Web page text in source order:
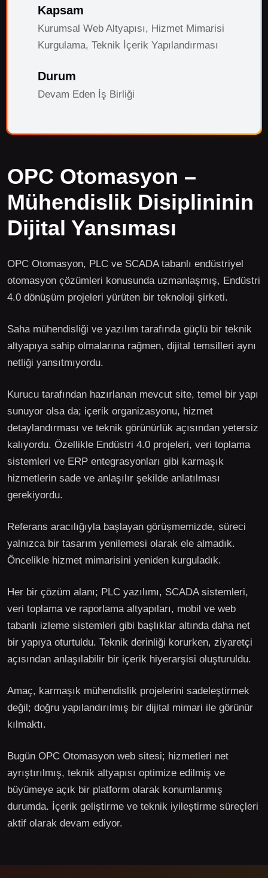
Kapsam
Kurumsal Web Altyapısı, Hizmet Mimarisi
Kurgulama, Teknik İçerik Yapılandırması
Durum
Devam Eden İş Birliği
OPC Otomasyon –
Mühendislik Disiplininin
Dijital Yansıması
OPC Otomasyon, PLC ve SCADA tabanlı endüstriyel
otomasyon çözümleri konusunda uzmanlaşmış, Endüstri
4.0 dönüşüm projeleri yürüten bir teknoloji şirketi.
Saha mühendisliği ve yazılım tarafında güçlü bir teknik
altyapıya sahip olmalarına rağmen, dijital temsilleri aynı
netliği yansıtmıyordu.
Kurucu tarafından hazırlanan mevcut site, temel bir yapı
sunuyor olsa da; içerik organizasyonu, hizmet
detaylandırması ve teknik görünürlük açısından yetersiz
kalıyordu. Özellikle Endüstri 4.0 projeleri, veri toplama
sistemleri ve ERP entegrasyonları gibi karmaşık
hizmetlerin sade ve anlaşılır şekilde anlatılması
gerekiyordu.
Referans aracılığıyla başlayan görüşmemizde, süreci
yalnızca bir tasarım yenilemesi olarak ele almadık.
Öncelikle hizmet mimarisini yeniden kurguladık.
Her bir çözüm alanı; PLC yazılımı, SCADA sistemleri,
veri toplama ve raporlama altyapıları, mobil ve web
tabanlı izleme sistemleri gibi başlıklar altında daha net
bir yapıya oturtuldu. Teknik derinliği korurken, ziyaretçi
açısından anlaşılabilir bir içerik hiyerarşisi oluşturuldu.
Amaç, karmaşık mühendislik projelerini sadeleştirmek
değil; doğru yapılandırılmış bir dijital mimari ile görünür
kılmaktı.
Bugün OPC Otomasyon web sitesi; hizmetleri net
ayrıştırılmış, teknik altyapısı optimize edilmiş ve
büyümeye açık bir platform olarak konumlanmış
durumda. İçerik geliştirme ve teknik iyileştirme süreçleri
aktif olarak devam ediyor.